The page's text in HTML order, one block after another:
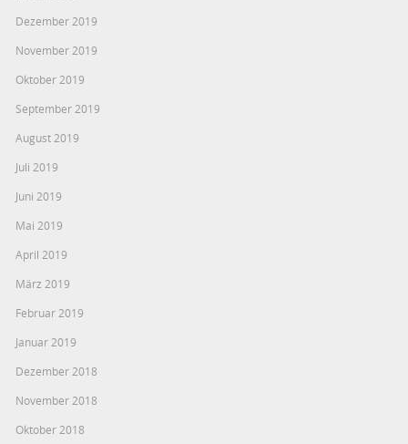
Dezember 2019
November 2019
Oktober 2019
September 2019
August 2019
Juli 2019
Juni 2019
Mai 2019
April 2019
März 2019
Februar 2019
Januar 2019
Dezember 2018
November 2018
Oktober 2018